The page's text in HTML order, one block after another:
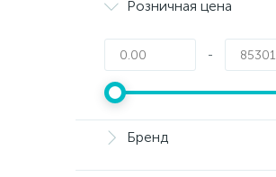
Розничная цена
-
Бренд